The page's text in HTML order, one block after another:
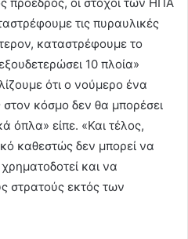
τις πυραυλικές
καταστρέφουμε το
10 πλοία»
ότι ο νούμερο ένα
κόσμο δεν θα μπορέσει
όπλα» είπε. «Και τέλος,
καθεστώς δεν μπορεί να
και να
στρατούς εκτός των